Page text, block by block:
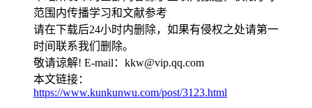
范围内传播学习和文献参考
请在下载后24小时内删除，如果有侵权之处请第一
时间联系我们删除。
敬请谅解! E-mail：kkw@vip.qq.com
本文链接：
https://www.kunkunwu.com/post/3123.html